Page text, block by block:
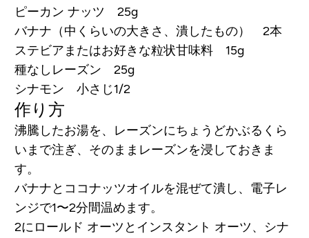
ピーカン ナッツ 25g
バナナ（中くらいの大きさ、潰したもの） 2本
ステビアまたはお好きな粒状甘味料 15g
種なしレーズン 25g
シナモン 小さじ1/2
作り方
沸騰したお湯を、レーズンにちょうどかぶるくら
いまで注ぎ、そのままレーズンを浸しておきま
す。
バナナとココナッツオイルを混ぜて潰し、電子レ
ンジで1〜2分間温めます。
2にロールド オーツとインスタント オーツ、シナ